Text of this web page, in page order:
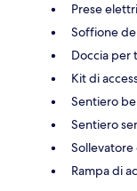
Prese
Soffione
Doccia per
Kit di
Sentiero
Sentiero
Sollevatore
Rampa di